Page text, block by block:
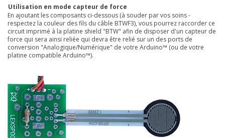
Utilisation en mode capteur de force
En ajoutant les composants ci-dessous (à souder par vos soins -
respectez la couleur des fils du câble BTWF3), vous pourrez raccorder ce
circuit imprimé à la platine shield "BTW" afin de disposer d'un capteur de
force qui sera ainsi reliée qui devra être relié sur un des ports de
conversion "Analogique/Numérique" de votre Arduino™ (ou de votre
platine compatible Arduino™).